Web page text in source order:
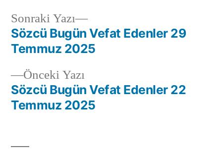
Önceki Yazı
Sözcü Bugün Vefat Edenler 22
Temmuz 2025
Sonraki Yazı
Sözcü Bugün Vefat Edenler 29
Temmuz 2025